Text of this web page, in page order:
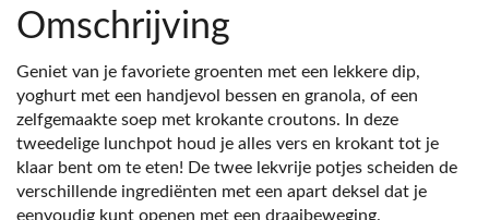
Omschrijving
Geniet van je favoriete groenten met een lekkere dip,
yoghurt met een handjevol bessen en granola, of een
zelfgemaakte soep met krokante croutons. In deze
tweedelige lunchpot houd je alles vers en krokant tot je
klaar bent om te eten! De twee lekvrije potjes scheiden de
verschillende ingrediënten met een apart deksel dat je
eenvoudig kunt openen met een draaibeweging.